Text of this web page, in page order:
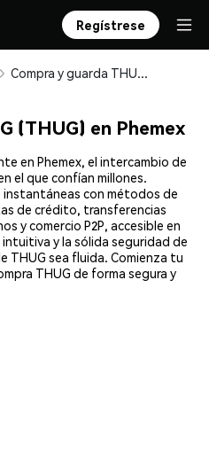
Regístrese
Compra y guarda THUG (THUG) de forma segura
(THUG) en Phemex
en Phemex, el intercambio de
el que confían millones.
instantáneas con métodos de
de crédito, transferencias
y comercio P2P, accesible en
y la sólida seguridad de
THUG sea fluida. Comienza tu
THUG de forma segura y